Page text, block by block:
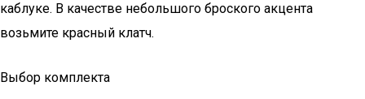
каблуке. В качестве небольшого броского акцента
возьмите красный клатч.
Выбор комплекта